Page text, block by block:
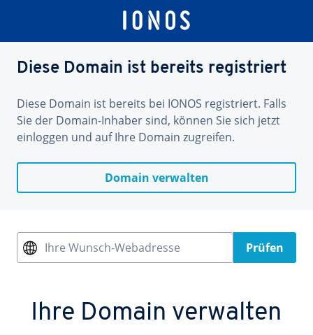
Diese Domain ist bereits registriert
Diese Domain ist bereits bei IONOS registriert. Falls
Sie der Domain-Inhaber sind, können Sie sich jetzt
einloggen und auf Ihre Domain zugreifen.
Domain verwalten
Ihre Wunsch-Webadresse Prüfen
Ihre Domain verwalten